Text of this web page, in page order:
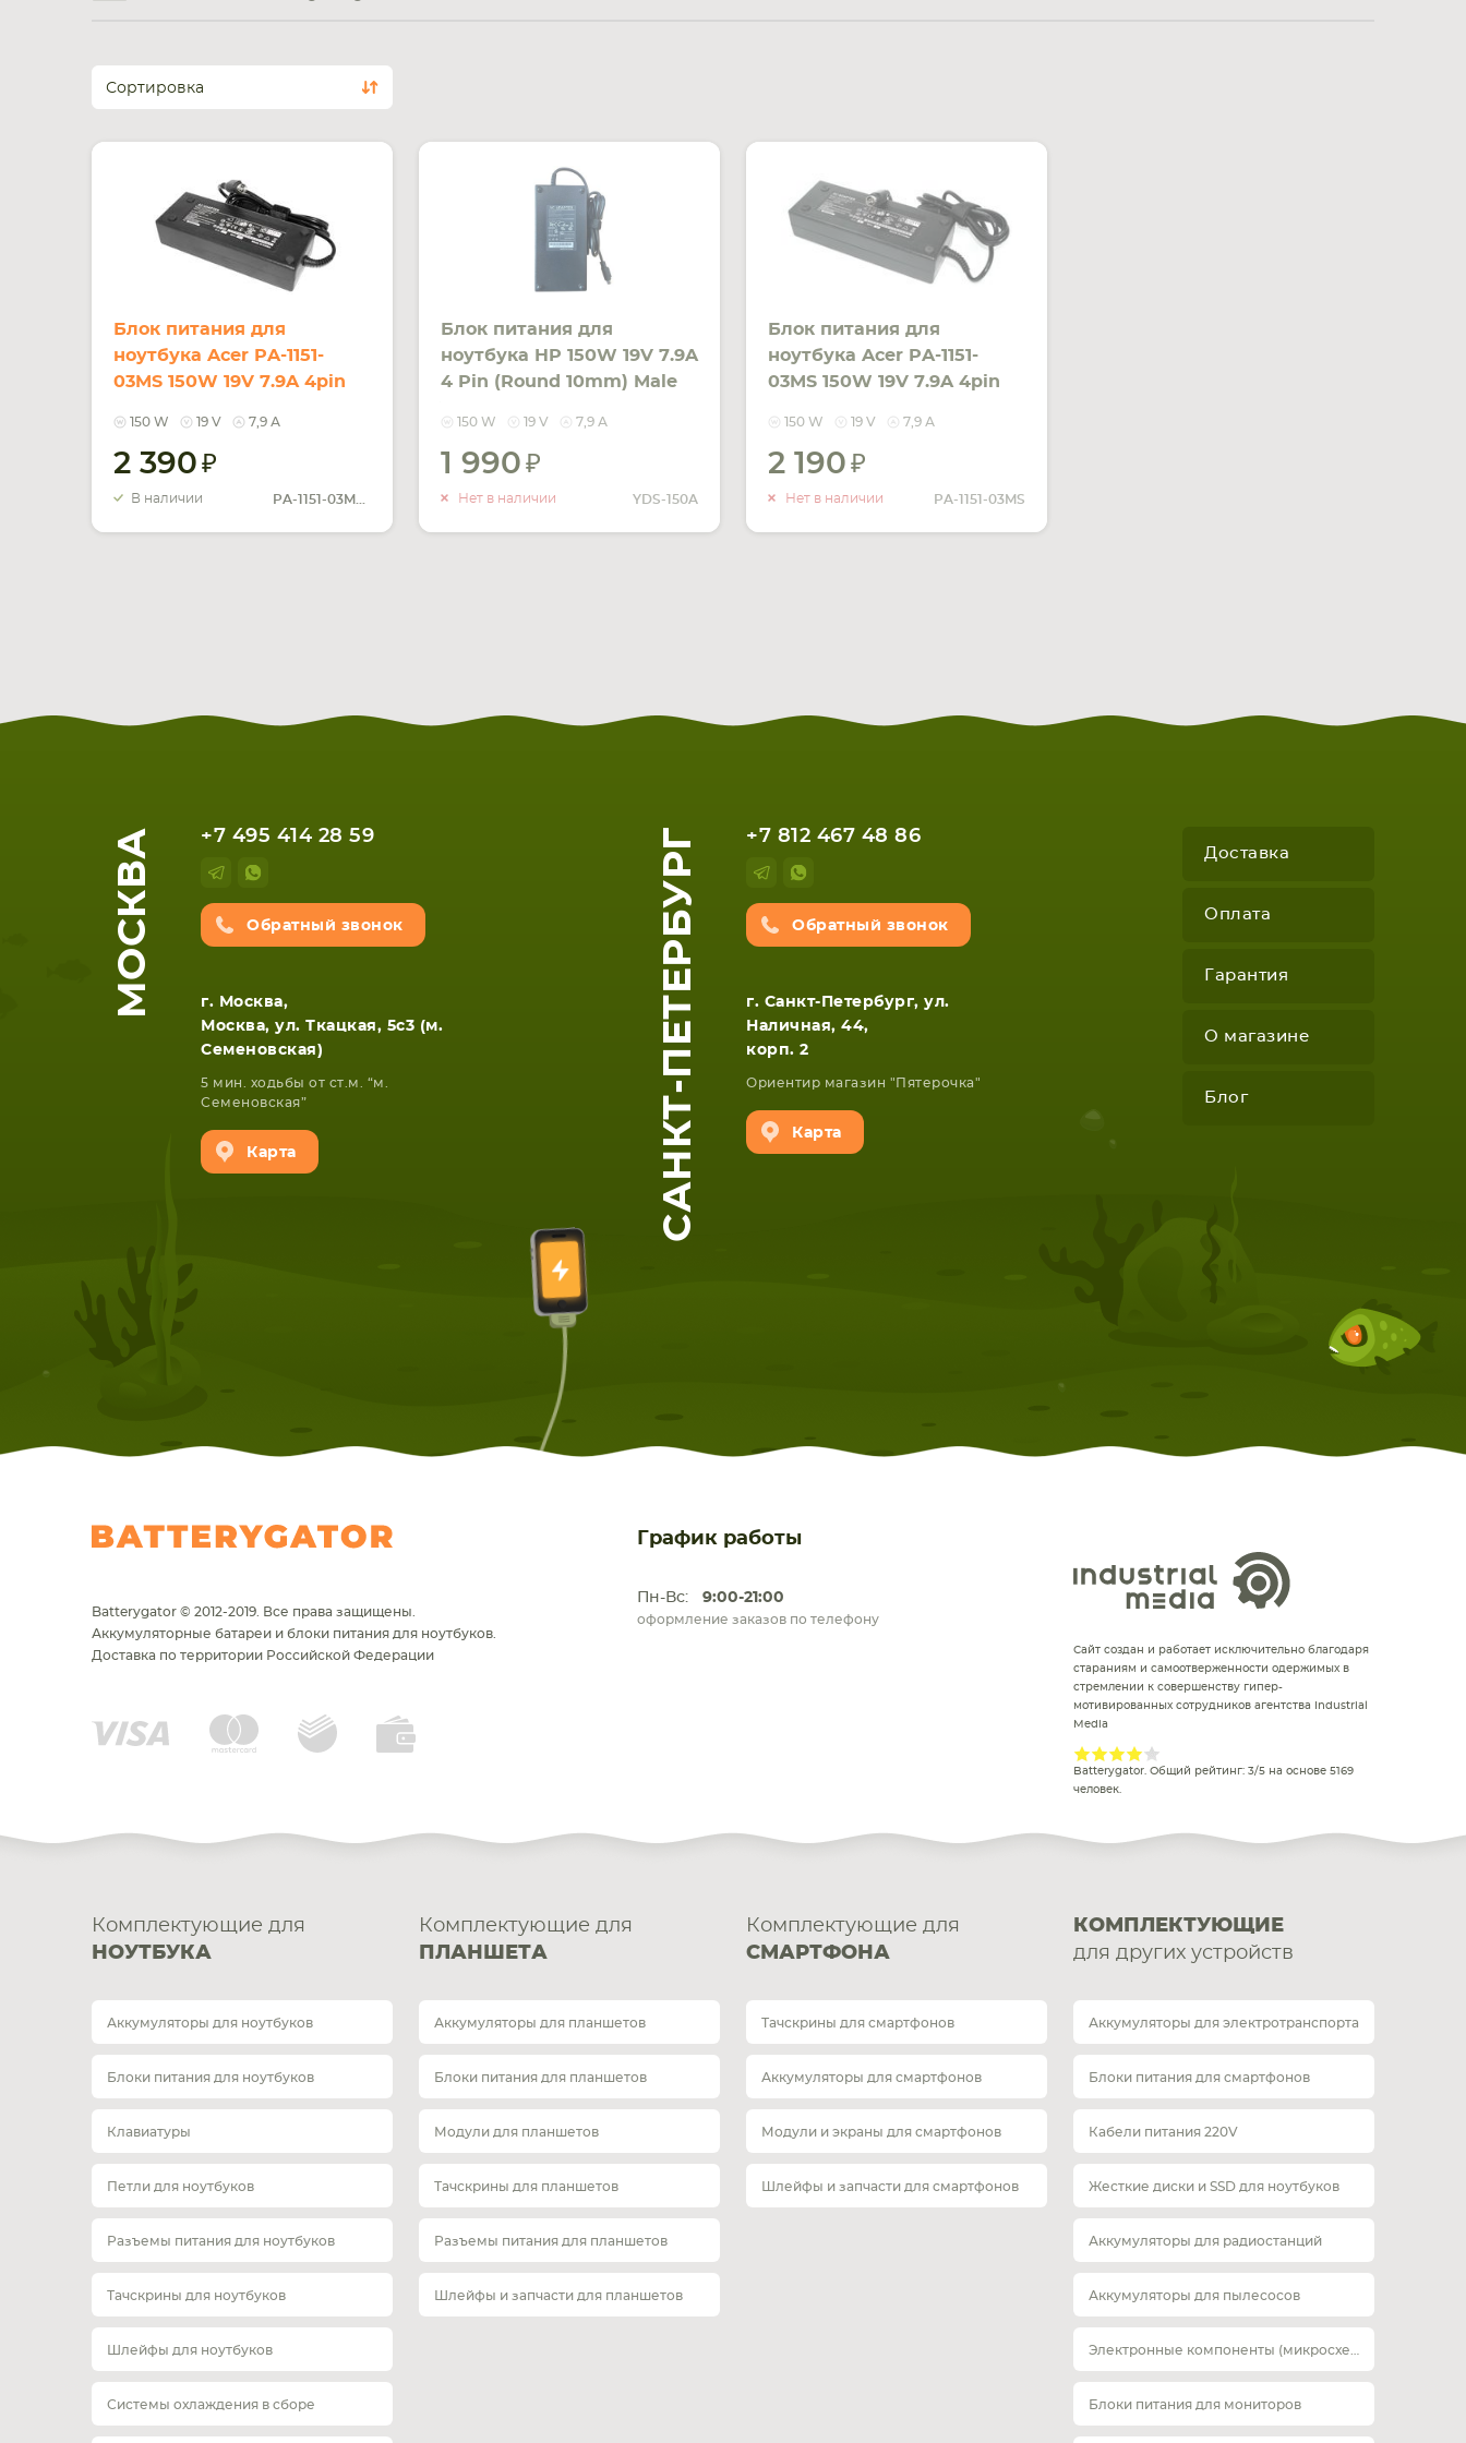
Сортировка
Блок питания для
ноутбука Acer PA-1151-
03MS 150W 19V 7.9A 4pin
150 W 19 V 7,9 А
2 390
В наличии
Блок питания для
ноутбука HP 150W 19V 7.9A
4 Pin (Round 10mm) Male
150 W 19 V 7,9 А
1 990
Нет в наличии YDS-150A
О НАЛИЧИИ
Блок питания для
ноутбука Acer PA-1151-
03MS 150W 19V 7.9A 4pin
150 W 19 V 7,9 А
2 190
Нет в наличии PA-1151-03MS
О НАЛИЧИИ
МОСКВА +7 495 414 28 59
Обратный звонок
г. Москва,
Москва, ул. Ткацкая, 5с3 (м.
Семеновская)
5 мин. ходьбы от ст.м. “м.
Семеновская”
Карта САНКТ-ПЕТЕРБУРГ +7 812 467 48 86
Обратный звонок
г. Санкт-Петербург, ул.
Наличная, 44,
корп. 2
Ориентир магазин "Пятерочка"
Карта
Доставка
Оплата
Гарантия
О магазине
Блог
График работы
Пн-Вс: 9:00-21:00
оформление заказов по телефону
Batterygator © 2012-2019. Все права защищены.
Аккумуляторные батареи и блоки питания для ноутбуков.
Доставка по территории Российской Федерации
Сайт создан и работает исключительно благодаря
стараниям и самоотверженности одержимых в
стремлении к совершенству гипер-
мотивированных сотрудников агентства Industrial
Media
Batterygator. Общий рейтинг: 3/5 на основе 5169
человек.
Комплектующие для
НОУТБУКА
Аккумуляторы для ноутбуков
Блоки питания для ноутбуков
Клавиатуры
Петли для ноутбуков
Разъемы питания для ноутбуков
Тачскрины для ноутбуков
Шлейфы для ноутбуков
Системы охлаждения в сборе
Комплектующие для
ПЛАНШЕТА
Аккумуляторы для планшетов
Блоки питания для планшетов
Модули для планшетов
Тачскрины для планшетов
Разъемы питания для планшетов
Шлейфы и запчасти для планшетов
Комплектующие для
СМАРТФОНА
Тачскрины для смартфонов
Аккумуляторы для смартфонов
Модули и экраны для смартфонов
Шлейфы и запчасти для смартфонов
КОМПЛЕКТУЮЩИЕ
для других устройств
Аккумуляторы для электротранспорта
Блоки питания для смартфонов
Кабели питания 220V
Жесткие диски и SSD для ноутбуков
Аккумуляторы для радиостанций
Аккумуляторы для пылесосов
Блоки питания для мониторов